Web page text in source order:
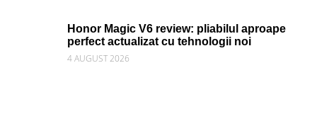
Honor Magic V6 review: pliabilul aproape
perfect actualizat cu tehnologii noi
4 AUGUST 2026